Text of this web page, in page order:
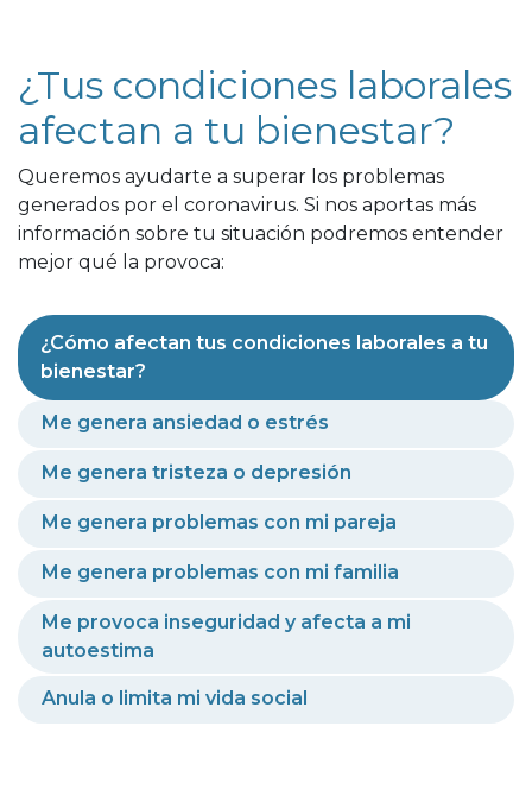
¿Tus condiciones laborales
afectan a tu bienestar?
Queremos ayudarte a superar los problemas
generados por el coronavirus. Si nos aportas más
información sobre tu situación podremos entender
mejor qué la provoca:
¿Cómo afectan tus condiciones laborales a tu
bienestar?
Me genera ansiedad o estrés
Me genera tristeza o depresión
Me genera problemas con mi pareja
Me genera problemas con mi familia
Me provoca inseguridad y afecta a mi
autoestima
Anula o limita mi vida social